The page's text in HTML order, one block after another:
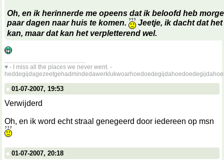
Oh, en ik herinnerde me opeens dat ik beloofd heb
paar dagen naar huis te komen.
Jeetje, ik dacht dat
kan, maar dat kan het verpletterend wel.
♥ - I miss all the places we never went. -
01-07-2007, 19:53
Verwijderd
Oh, en ik word echt straal genegeerd door iedereen op msn
01-07-2007, 20:18